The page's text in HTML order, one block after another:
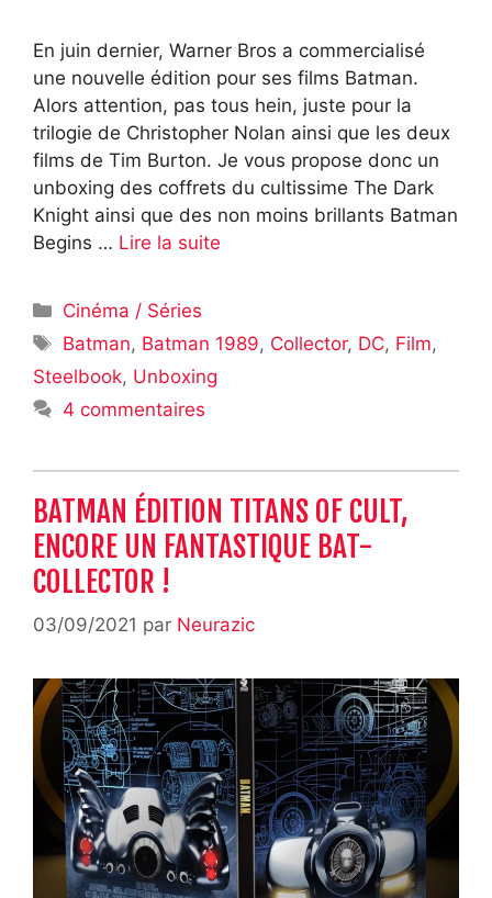
En juin dernier, Warner Bros a commercialisé
une nouvelle édition pour ses films Batman.
Alors attention, pas tous hein, juste pour la
trilogie de Christopher Nolan ainsi que les deux
films de Tim Burton. Je vous propose donc un
unboxing des coffrets du cultissime The Dark
Knight ainsi que des non moins brillants Batman
Begins … Lire la suite
Catégories
Cinéma / Séries
Étiquettes
Batman, Batman 1989, Collector, DC, Film,
Steelbook, Unboxing
4 commentaires
BATMAN ÉDITION TITANS OF CULT,
ENCORE UN FANTASTIQUE BAT-
COLLECTOR !
03/09/2021 par Neurazic